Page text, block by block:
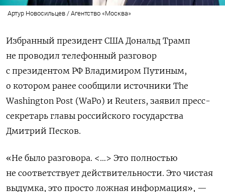
Артур Новосильцев / Агентство «Москва»
Избранный президент США Дональд Трамп
не проводил телефонный разговор
с президентом РФ Владимиром Путиным,
о котором ранее сообщили источники The
Washington Post (WaPo) и Reuters, заявил пресс-
секретарь главы российского государства
Дмитрий Песков.
«Не было разговора. <…> Это полностью
не соответствует действительности. Это чистая
выдумка, это просто ложная информация», —